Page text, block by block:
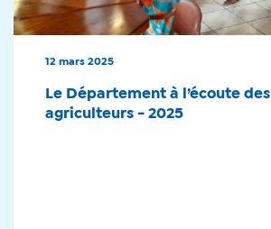
12 mars 2025
Le Département à l’écoute des
agriculteurs - 2025